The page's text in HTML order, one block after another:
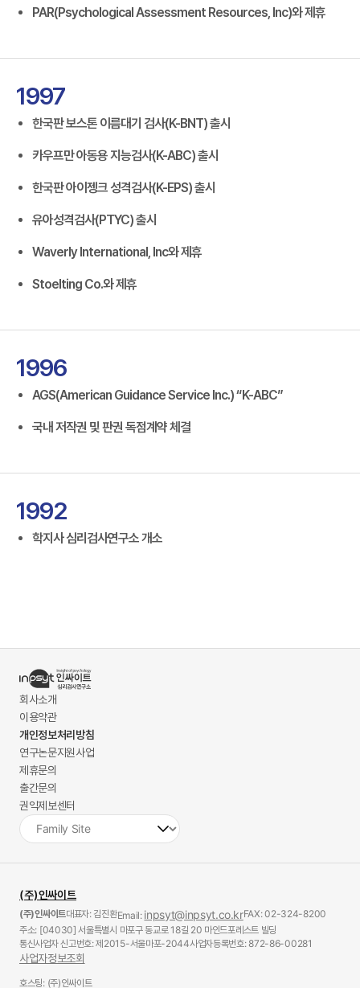
PAR(Psychological Assessment Resources, Inc)와 제휴
1997
한국판 보스톤 이름대기 검사(K-BNT) 출시
카우프만 아동용 지능검사(K-ABC) 출시
한국판 아이젱크 성격검사(K-EPS) 출시
유아성격검사(PTYC) 출시
Waverly International, Inc와 제휴
Stoelting Co.와 제휴
1996
AGS(American Guidance Service Inc.) “K-ABC”
국내 저작권 및 판권 독점계약 체결
1992
학지사 심리검사연구소 개소
회사소개
이용약관
개인정보처리방침
연구논문지원사업
제휴문의
출간문의
권익제보센터
(주)인싸이트
(주)인싸이트대표자: 김진환Email: inpsyt@inpsyt.co.krFAX: 02-324-8200
주소: [04030] 서울특별시 마포구 동교로 18길 20 마인드포레스트 빌딩
통신사업자 신고번호: 제2015-서울마포-2044사업자등록번호: 872-86-00281
사업자정보조회
호스팅: (주)인싸이트